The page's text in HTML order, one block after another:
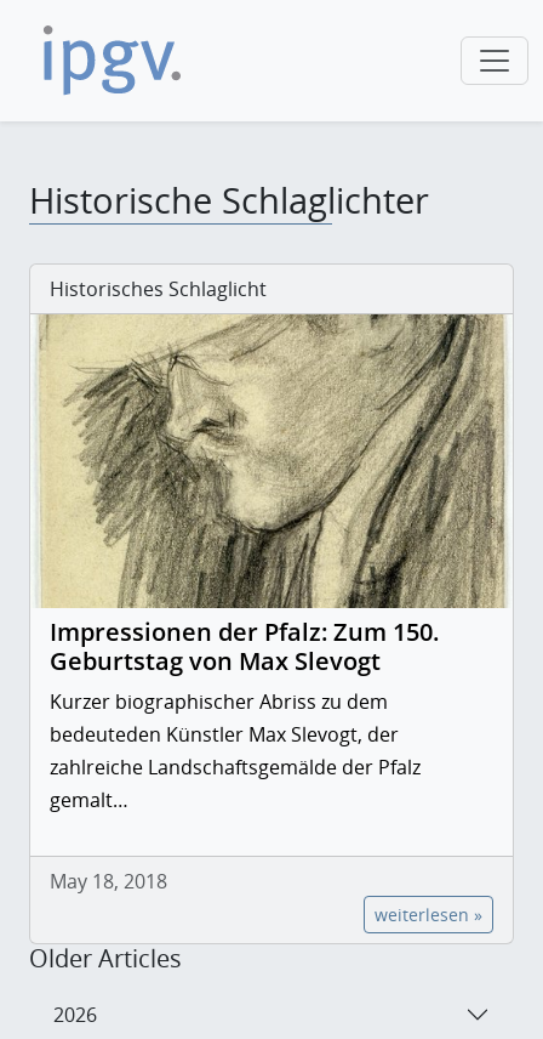
Historische Schlaglichter
Historisches Schlaglicht
Impressionen der Pfalz: Zum 150.
Geburtstag von Max Slevogt
Kurzer biographischer Abriss zu dem
bedeuteden Künstler Max Slevogt, der
zahlreiche Landschaftsgemälde der Pfalz
gemalt…
May 18, 2018
weiterlesen »
Older Articles
2026